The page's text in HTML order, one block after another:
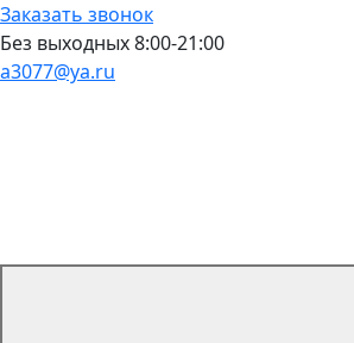
Заказать звонок
Без выходных 8:00-21:00
a3077@ya.ru